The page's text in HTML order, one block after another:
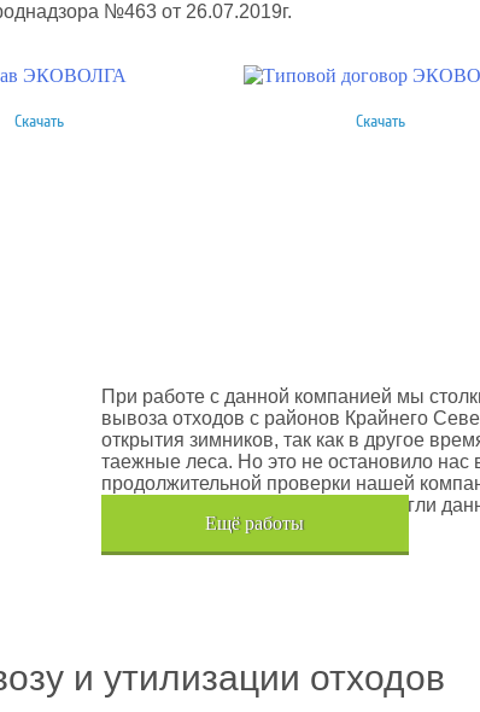
№463 от 26.07.2019г.
Скачать Скачать
При работе с данной компанией мы
вывоза отходов с районов Крайнего
открытия зимников, так как в другое
таежные леса. Но это не остановило
продолжительной проверки нашей
транспортного средства, мы помогли
Хочется также отметить, что…
Eщё работы
и утилизации отходов